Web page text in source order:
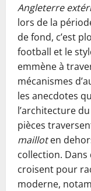
Angleterre
lors de la
de fond, c’est
football et le
emmène à
mécanismes
les anecdotes
l’architecture
pièces
mailloten
collection. Dans
croisent pour
moderne,